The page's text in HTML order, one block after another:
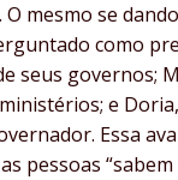
mesmo se
como
seus governos;
e
Essa
pessoas